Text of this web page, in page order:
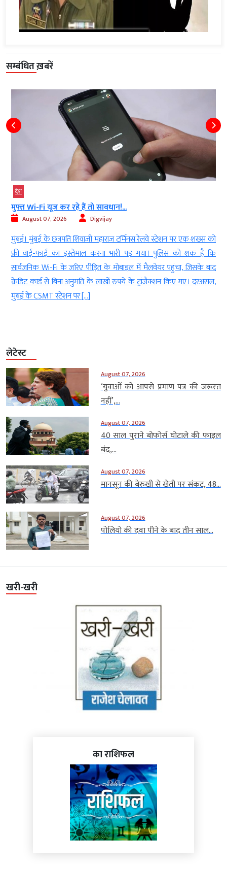
सम्बंधित ख़बरें
देश
मुफ्त Wi-Fi यूज कर रहे हैं तो सावधान!...
August 07, 2026 Digvijay
मुंबई। मुंबई के छत्रपति शिवाजी महाराज टर्मिनस रेलवे स्टेशन पर एक शख्स को
फ्री वाई-फाई का इस्तेमाल करना भारी पड़ गया। पुलिस को शक है कि
सार्वजनिक Wi-Fi के जरिए पीड़ित के मोबाइल में मैलवेयर पहुंचा, जिसके बाद
क्रेडिट कार्ड से बिना अनुमति के लाखों रुपये के ट्रांजैक्शन किए गए। दरअसल,
मुंबई के CSMT स्टेशन पर […]
लेटेस्ट
August 07, 2026
‘युवाओं को आपसे प्रमाण पत्र की जरूरत
नहीं’,...
August 07, 2026
40 साल पुराने बोफोर्स घोटाले की फाइल
बंद,...
August 07, 2026
मानसून की बेरुखी से खेती पर संकट, 48...
August 07, 2026
पोलियो की दवा पीने के बाद तीन साल...
खरी-खरी
का राशिफल